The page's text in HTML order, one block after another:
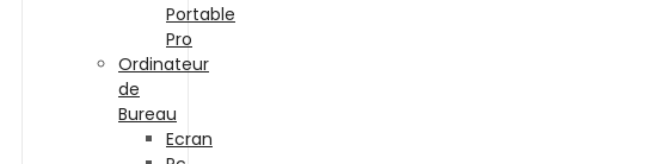
Portable
Pro
Ordinateur
de
Bureau
Ecran